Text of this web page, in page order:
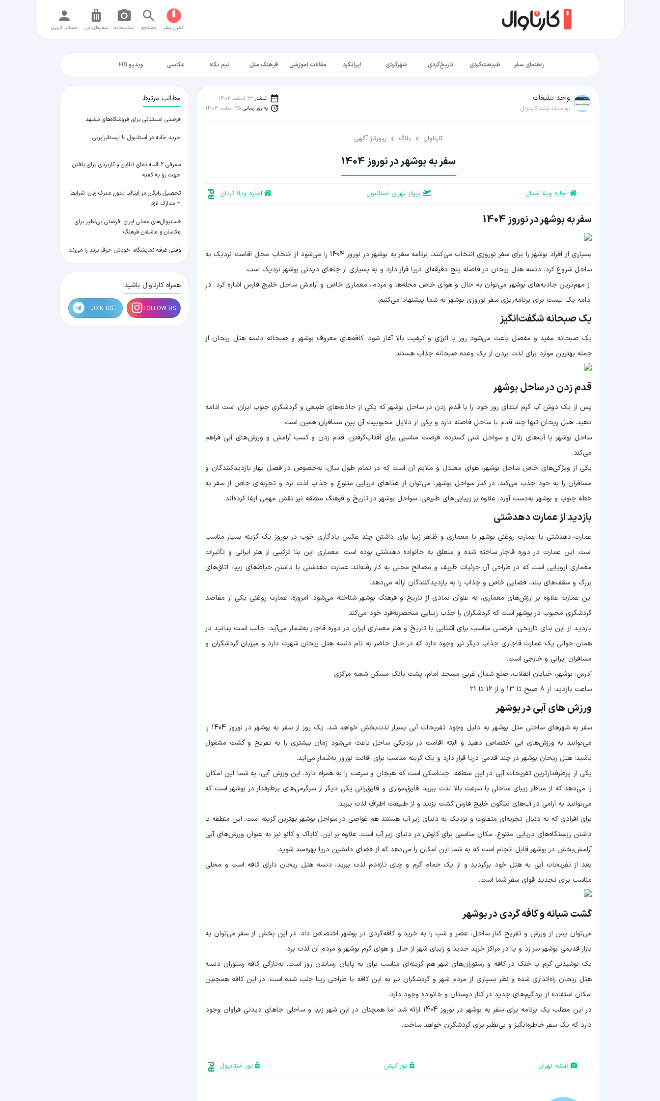
کنترل سفر جستجو عکاسخانه سفر‌های من حساب کاربری
راهنمای سفر طبیعت‌گردی تاریخ‌گردی شهرگردی ایرانگرد مقالات آموزشی فرهنگ ملل نیم نگاه عکاسی ویدیو HD
واحد تبلیغات
نویسنده ارشد کارناوال
انتشار 26 اسفند 1402
به روز رسانی 25 اسفند 1403
کارناوال بلاگ رپورتاژ آگهی
سفر به بوشهر در نوروز 1404
اجاره ویلا شمال پرواز تهران استانبول اجاره ویلا کردان
سفر به بوشهر در نوروز 1404
بسیاری از افراد بوشهر را برای سفر نوروزی انتخاب می‌کنند. برنامه سفر به بوشهر در نوروز 1404 را می‌شود از انتخاب محل اقامت نزدیک به
ساحل شروع کرد. دنسه هتل ریحان در فاصله پنج دقیقه‌ای دریا قرار دارد و به بسیاری از جاهای دیدنی بوشهر نزدیک است.
از مهم‌ترین جاذبه‌های بوشهر می‌توان به حال و هوای خاص محله‌ها و مردم، معماری خاص و آرامش ساحل خلیج فارس اشاره کرد. در
ادامه یک لیست برای برنامه‌ریزی سفر نوروزی بوشهر به شما پیشنهاد می‌کنیم.
یک صبحانه شگفت‌انگیز
یک صبحانه مفید و مفصل باعث می‌شود روز با انرژی و کیفیت بالا آغاز شود؛ کافه‌های معروف بوشهر و صبحانه دنسه هتل ریحان از
جمله بهترین موارد برای لذت بردن از یک وعده صبحانه جذاب هستند.
قدم زدن در ساحل بوشهر
پس از یک دوش آب گرم ابتدای روز خود را با قدم زدن در ساحل بوشهر که یکی از جاذبه‌های طبیعی و گردشگری جنوب ایران است ادامه
دهید. هتل ریحان تنها چند قدم با ساحل فاصله دارد و یکی از دلایل محبوبیت آن بین مسافران همین است.
ساحل بوشهر با آب‌های زلال و سواحل شنی گسترده، فرصت مناسبی برای آفتاب‌گرفتن، قدم زدن و کسب آرامش و ورزش‌های آبی فراهم
می‌کند.
یکی از ویژگی‌های خاص ساحل بوشهر، هوای معتدل و ملایم آن است که در تمام طول سال، به‌خصوص در فصل بهار بازدیدکنندگان و
مسافران را به خود جذب می‌کند. در کنار سواحل بوشهر، می‌توان از غذاهای دریایی متنوع و جذاب لذت برد و تجربه‌ای خاص از سفر به
خطه جنوب و بوشهر به‌دست آورد. علاوه بر زیبایی‌های طبیعی، سواحل بوشهر در تاریخ و فرهنگ منطقه نیز نقش مهمی ایفا کرده‌اند.
بازدید از عمارت دهدشتی
عمارت دهدشتی یا عمارت روغنی بوشهر با معماری و ظاهر زیبا برای داشتن چند عکس یادگاری خوب در نوروز یک گزینه بسیار مناسب
است. این عمارت در دوره قاجار ساخته شده و متعلق به خانواده دهدشتی بوده است. معماری این بنا ترکیبی از هنر ایرانی و تأثیرات
معماری اروپایی است که در طراحی آن جزئیات ظریف و مصالح محلی به کار رفته‌اند. عمارت دهدشتی با داشتن حیاط‌های زیبا، اتاق‌های
بزرگ و سقف‌های بلند، فضایی خاص و جذاب را به بازدیدکنندگان ارائه می‌دهد.
این عمارت علاوه بر ارزش‌های معماری، به عنوان نمادی از تاریخ و فرهنگ بوشهر شناخته می‌شود. امروزه، عمارت روغنی یکی از مقاصد
گردشگری محبوب در بوشهر است که گردشگران را جذب زیبایی منحصربه‌فرد خود می‌کند.
بازدید از این بنای تاریخی، فرصتی مناسب برای آشنایی با تاریخ و هنر معماری ایران در دوره قاجار به‌شمار می‌آید، جالب است بدانید در
همان حوالی یک عمارت قاجاری جذاب دیگر نیز وجود دارد که در حال حاضر به نام دنسه هتل ریحان شهرت دارد و میزبان گردشگران و
مسافران ایرانی و خارجی است.
آدرس: بوشهر، خیابان انقلاب، ضلع شمال غربی مسجد امام، پشت بانک مسکن شعبه مرکزی
ساعت بازدید: از 8 صبح تا 13 و از 16 تا 21
ورزش های آبی در بوشهر
سفر به شهرهای ساحلی مثل بوشهر به دلیل وجود تفریحات آبی بسیار لذت‌بخش خواهد شد. یک روز از سفر به بوشهر در نوروز 1404 را
می‌توانید به ورزش‌های آبی اختصاص دهید و البته اقامت در نزدیکی ساحل باعث می‌شود زمان بیشتری را به تفریح و گشت مشغول
باشید؛ هتل ریحان بوشهر در چند قدمی دریا قرار دارد و یک گزینه مناسب برای اقانت نوروز به‌شمار می‌آید.
یکی از پرطرفدارترین تفریحات آبی در این منطقه، جت‌اسکی است که هیجان و سرعت را به همراه دارد. این ورزش آبی، به شما این امکان
را می‌دهد که از مناظر زیبای ساحلی با سرعت بالا لذت ببرید. قایق‌سواری و قایق‌رانی یکی دیگر از سرگرمی‌های پرطرفدار در بوشهر است که
می‌توانید به آرامی در آب‌های نیلگون خلیج فارس گشت بزنید و از طبیعت اطراف لذت ببرید.
برای افرادی که به دنبال تجربه‌ای متفاوت و نزدیک به دنیای زیر آب هستند هم غواصی در سواحل بوشهر بهترین گزینه است. این منطقه با
داشتن زیستگاه‌های دریایی متنوع، مکان مناسبی برای کاوش در دنیای زیر آب است. علاوه بر این، کایاک و کانو نیز به عنوان ورزش‌های آبی
آرامش‌بخش در بوشهر قابل انجام است که به شما این امکان را می‌دهد که از فضای دلنشین دریا بهره‌مند شوید.
بعد از تفریحات آبی به هتل خود برگردید و از یک حمام گرم و چای تازه‌دم لذت ببرید، دنسه هتل ریحان دارای کافه است و محلی
مناسب برای تجدید قوای سفر شما است.
گشت شبانه و کافه گردی در بوشهر
می‌توان پس از ورزش و تفریح کنار ساحل، عصر و شب را به خرید و کافه‌گردی در بوشهر اختصاص داد. در این بخش از سفر می‌توان به
بازار قدیمی بوشهر سر زد و یا در مراکز خرید جدید و زیبای شهر از حال و هوای گرم بوشهر و مردم آن لذت برد.
یک نوشیدنی گرم یا خنک در کافه و رستوران‌های شهر هم گزینه‌ای مناسب برای به پایان رساندن روز است. به‌تازگی کافه رستوران دنسه
هتل ریحان راه‌اندازی شده و نظر بسیاری از مردم شهر و گردشگران نیز به این کافه با طراحی زیبا جلب شده است. در این کافه همچنین
امکان استفاده از بردگیم‌های جدید در کنار دوستان و خانواده وجود دارد.
در این مطلب یک برنامه برای سفر به بوشهر در نوروز 1404 ارائه شد اما همچنان در این شهر زیبا و ساحلی جاهای دیدنی فراوان وجود
دارد که یک سفر خاطره‌انگیز و بی‌نظیر برای گردشگران خواهد ساخت.
نقشه تهران تور کیش تور استانبول
مطالب مرتبط
فرصتی استثنائی برای فروشگاه‌های مشهد
خرید خانه در استانبول با ایستاپراپرتی
معرفی ۲ قبله نمای آنلاین و کاربردی برای یافتن
جهت رو به کعبه
تحصیل رایگان در ایتالیا بدون مدرک زبان: شرایط
+ مدارک لازم
فستیوال‌های محلی ایران: فرصتی بی‌نظیر برای
عکاسان و عاشقان فرهنگ
وقتی غرفه نمایشگاه، خودش حرف برند را می‌زند
همراه کارناوال باشید
FOLLOW US
JOIN US